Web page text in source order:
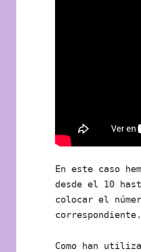
En este caso
desde el 10
colocar el
correspondiente.
Como han